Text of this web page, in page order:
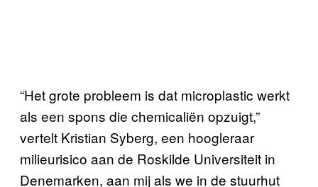
“Het grote probleem is dat microplastic werkt
als een spons die chemicaliën opzuigt,”
vertelt Kristian Syberg, een hoogleraar
milieurisico aan de Roskilde Universiteit in
Denemarken, aan mij als we in de stuurhut